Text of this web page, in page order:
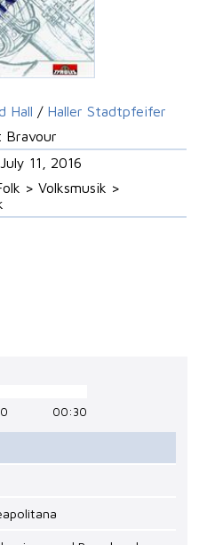
Hall / Haller Stadtpfeifer
Bravour
11, 2016
> Volksmusik >
00:30